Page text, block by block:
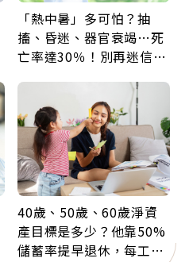
「熱中暑」多可怕？抽
搐、昏迷、器官衰竭…死
亡率達30％！別再迷信
40歲、50歲、60歲淨資
產目標是多少？他靠50%
儲蓄率提早退休，每工作